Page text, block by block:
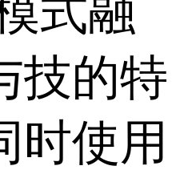
式融
技的特
时使用